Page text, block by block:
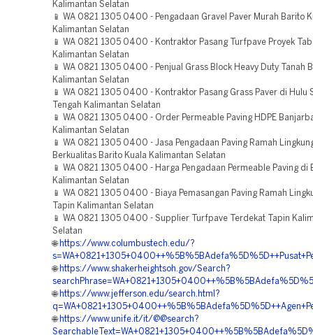
Kalimantan Selatan
📱 WA 0821 1305 0400 - Pengadaan Gravel Paver Murah Barito
Kalimantan Selatan
📱 WA 0821 1305 0400 - Kontraktor Pasang Turfpave Proyek
Kalimantan Selatan
📱 WA 0821 1305 0400 - Penjual Grass Block Heavy Duty Tanah
Kalimantan Selatan
📱 WA 0821 1305 0400 - Kontraktor Pasang Grass Paver di Hulu
Tengah Kalimantan Selatan
📱 WA 0821 1305 0400 - Order Permeable Paving HDPE
Kalimantan Selatan
📱 WA 0821 1305 0400 - Jasa Pengadaan Paving Ramah
Berkualitas Barito Kuala Kalimantan Selatan
📱 WA 0821 1305 0400 - Harga Pengadaan Permeable Paving di
Kalimantan Selatan
📱 WA 0821 1305 0400 - Biaya Pemasangan Paving Ramah
Tapin Kalimantan Selatan
📱 WA 0821 1305 0400 - Supplier Turfpave Terdekat Tapin
Selatan
🌐 https://www.columbustech.edu/?
🌐 https://www.shakerheightsoh.gov/Search?
🌐 https://www.jefferson.edu/search.html?
🌐 https://www.unife.it/it/@@search?